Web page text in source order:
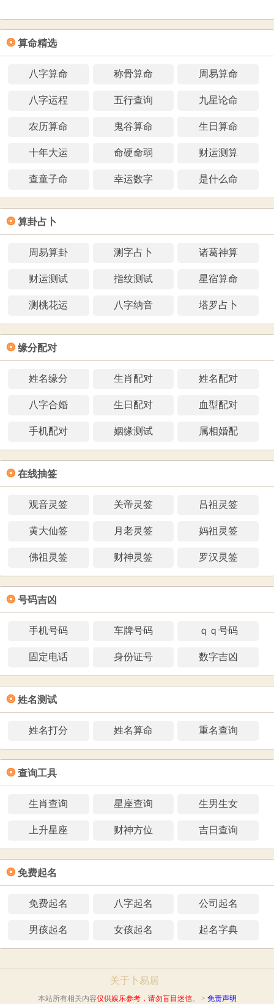
何事物都不可能十全十美，所以给宝宝起名打分，也不要刻
意追求全部都是吉的五格数理。卜易居的名字打分系统也没
有名字打分测试100分的评分规则，姓名打分的最高分为99.5
❂ 算命精选
八字算命 称骨算命 周易算命
八字运程 五行查询 九星论命
农历算命 鬼谷算命 生日算命
十年大运 命硬命弱 财运测算
查童子命 幸运数字 是什么命
❂ 算卦占卜
周易算卦 测字占卜 诸葛神算
财运测试 指纹测试 星宿算命
测桃花运 八字纳音 塔罗占卜
❂ 缘分配对
姓名缘分 生肖配对 姓名配对
八字合婚 生日配对 血型配对
手机配对 姻缘测试 属相婚配
❂ 在线抽签
观音灵签 关帝灵签 吕祖灵签
黄大仙签 月老灵签 妈祖灵签
佛祖灵签 财神灵签 罗汉灵签
❂ 号码吉凶
手机号码 车牌号码 ｑｑ号码
固定电话 身份证号 数字吉凶
❂ 姓名测试
姓名打分 姓名算命 重名查询
❂ 查询工具
生肖查询 星座查询 生男生女
上升星座 财神方位 吉日查询
❂ 免费起名
免费起名 八字起名 公司起名
男孩起名 女孩起名 起名字典
关于卜易居
本站所有相关内容仅供娱乐参考，请勿盲目迷信。 > 免责声明